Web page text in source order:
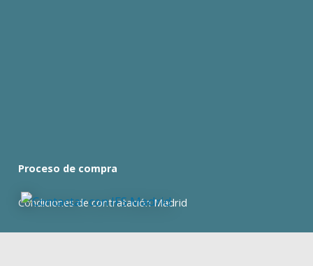
Proceso de compra
Condiciones de contratación Madrid